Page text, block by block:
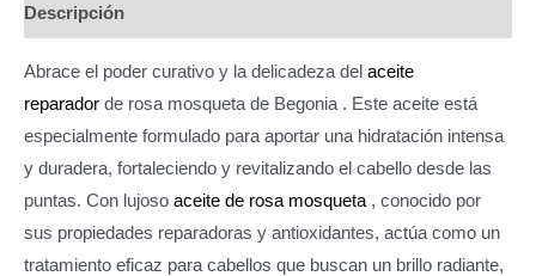
Descripción
Abrace el poder curativo y la delicadeza del aceite
reparador de rosa mosqueta de Begonia . Este aceite está
especialmente formulado para aportar una hidratación intensa
y duradera, fortaleciendo y revitalizando el cabello desde las
puntas. Con lujoso aceite de rosa mosqueta , conocido por
sus propiedades reparadoras y antioxidantes, actúa como un
tratamiento eficaz para cabellos que buscan un brillo radiante,